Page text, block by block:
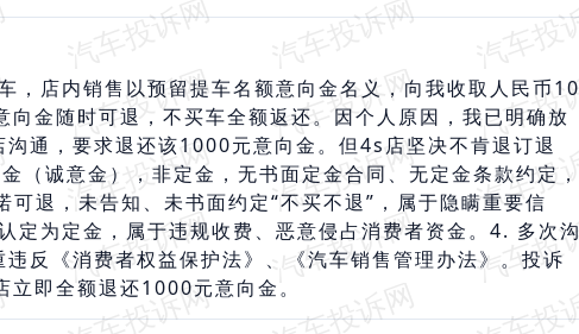
，店内销售以预留提车名额意向金名义，向我收取人民币10
金随时可退，不买车全额返还。因个人原因，我已明确放
通，要求退还该1000元意向金。但4s店坚决不肯退订退
（诚意金），非定金，无书面定金合同、无定金条款约定，
退，未告知、未书面约定“不买不退”，属于隐瞒重要信
定为定金，属于违规收费、恶意侵占消费者资金。4. 多次沟
反《消费者权益保护法》、《汽车销售管理办法》。投诉
即全额退还1000元意向金。